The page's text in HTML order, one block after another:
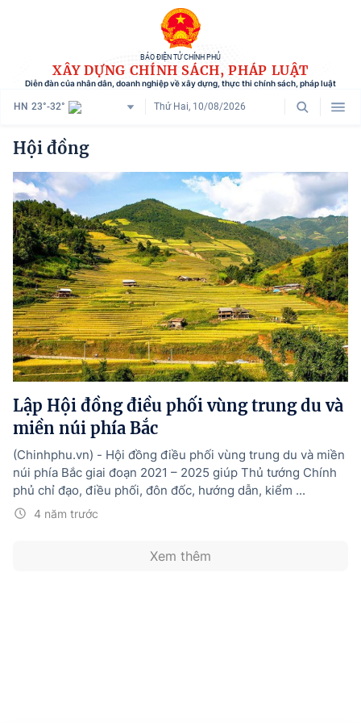
BÁO ĐIỆN TỬ CHÍNH PHỦ
XÂY DỰNG CHÍNH SÁCH, PHÁP LUẬT
Diễn đàn của nhân dân, doanh nghiệp về xây dựng, thực thi chính sách, pháp luật
HN 23°-32° Thứ Hai, 10/08/2026
Danh mục
Trang chủ
Chính sách mới
Tham vấn chính sách
Người dân góp ý
Doanh nghiệp hiến kế
Chính sách và cuộc sống
Hướng dẫn thực hiện chính sách
Phát triển kinh tế tư nhân và doanh nghiệp dân tộc
Ocop và chuỗi giá trị Nông sản
Kinh tế tư nhân
Hội đồng
Lập Hội đồng điều phối vùng trung du và
miền núi phía Bắc
4 năm trước
(Chinhphu.vn) - Hội đồng điều phối vùng trung du và miền
núi phía Bắc giai đoạn 2021 – 2025 giúp Thủ tướng Chính
phủ chỉ đạo, điều phối, đôn đốc, hướng dẫn, kiểm ...
Xem thêm